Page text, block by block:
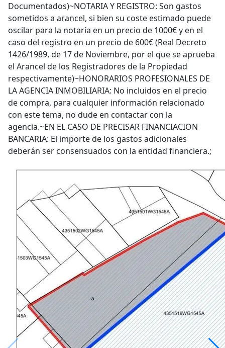
Documentados)~NOTARIA Y REGISTRO: Son gastos
sometidos a arancel, si bien su coste estimado puede
oscilar para la notaría en un precio de 1000€ y en el
caso del registro en un precio de 600€ (Real Decreto
1426/1989, de 17 de Noviembre, por el que se aprueba
el Arancel de los Registradores de la Propiedad
respectivamente)~HONORARIOS PROFESIONALES DE
LA AGENCIA INMOBILIARIA: No incluidos en el precio
de compra, para cualquier información relacionado
con este tema, no dude en contactar con la
agencia.~EN EL CASO DE PRECISAR FINANCIACION
BANCARIA: El importe de los gastos adicionales
deberán ser consensuados con la entidad financiera.;